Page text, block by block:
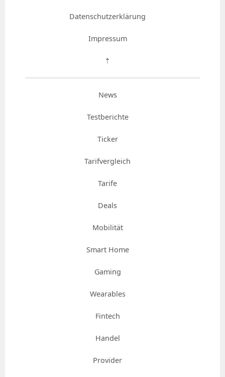
Datenschutzerklärung
Impressum
⇡
News
Testberichte
Ticker
Tarifvergleich
Tarife
Deals
Mobilität
Smart Home
Gaming
Wearables
Fintech
Handel
Provider